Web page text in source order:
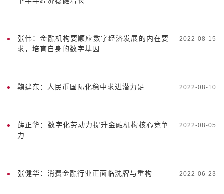
张伟：金融机构要顺应数字经济发展的内在要
求，培育自身的数字基因
2022-08-15
鞠建东：人民币国际化稳中求进潜力足 2022-08-10
薛正华：数字化劳动力提升金融机构核心竞争
力
2022-08-05
张健华：消费金融行业正面临洗牌与重构 2022-06-23